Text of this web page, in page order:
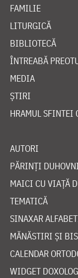
FAMILIE
LITURGICĂ
BIBLIOTECĂ
ÎNTREABĂ
MEDIA
ȘTIRI
HRAMUL SFINTEI
AUTORI
PĂRINȚI
MAICI CU VIAȚĂ
TEMATICĂ
SINAXAR
MĂNĂSTIRI ȘI
CALENDAR
WIDGET